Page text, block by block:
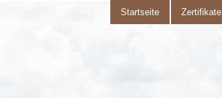
Startseite Zertifikate